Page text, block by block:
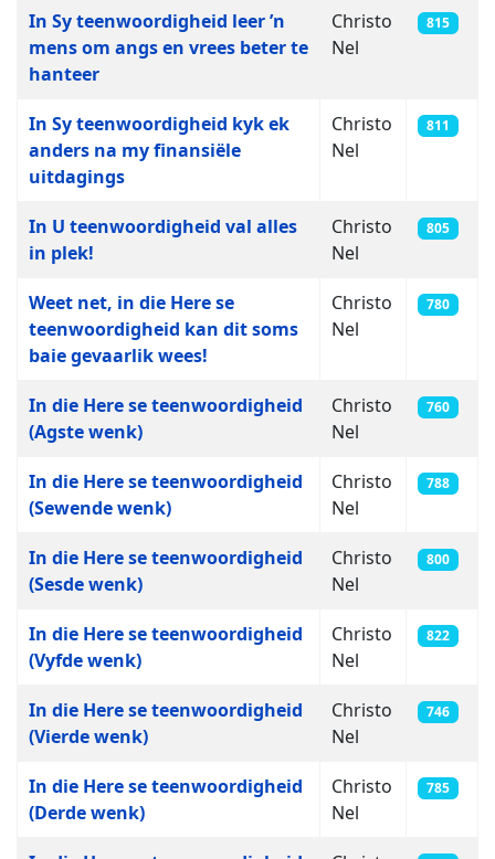
In Sy teenwoordigheid leer ’n
mens om angs en vrees beter te
hanteer
Christo
Nel
815
In Sy teenwoordigheid kyk ek
anders na my finansiële
uitdagings
Christo
Nel
811
In U teenwoordigheid val alles
in plek!
Christo
Nel
805
Weet net, in die Here se
teenwoordigheid kan dit soms
baie gevaarlik wees!
Christo
Nel
780
In die Here se teenwoordigheid
(Agste wenk)
Christo
Nel
760
In die Here se teenwoordigheid
(Sewende wenk)
Christo
Nel
788
In die Here se teenwoordigheid
(Sesde wenk)
Christo
Nel
800
In die Here se teenwoordigheid
(Vyfde wenk)
Christo
Nel
822
In die Here se teenwoordigheid
(Vierde wenk)
Christo
Nel
746
In die Here se teenwoordigheid
(Derde wenk)
Christo
Nel
785